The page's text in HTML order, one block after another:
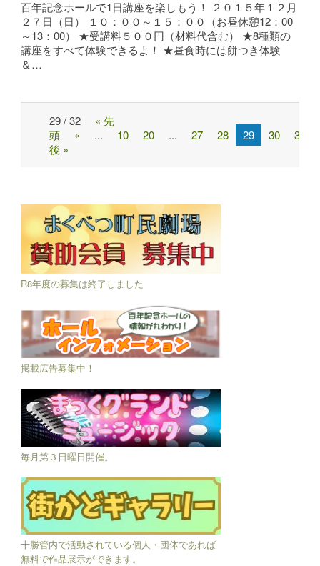
百年記念ホールで1日講座を楽しもう！ ２０１５年１２月
２７日（日） １０：００～１５：００（お昼休憩12：00
～13：00） ★受講料５００円（材料代含む） ★8種類の
講座をすべて体験できるよ！ ★昼食時には餅つき体験
＆…
Post
navigation
29 / 32
« 先
頭
« ... 10 20 ... 27 28 29 30
31
後 »
R8年度の募集は終了しました
掲載広告募集中！
毎月第３日曜日開催。
十勝管内で活動されている個人・団体であれば
無料で作品展示ができます。